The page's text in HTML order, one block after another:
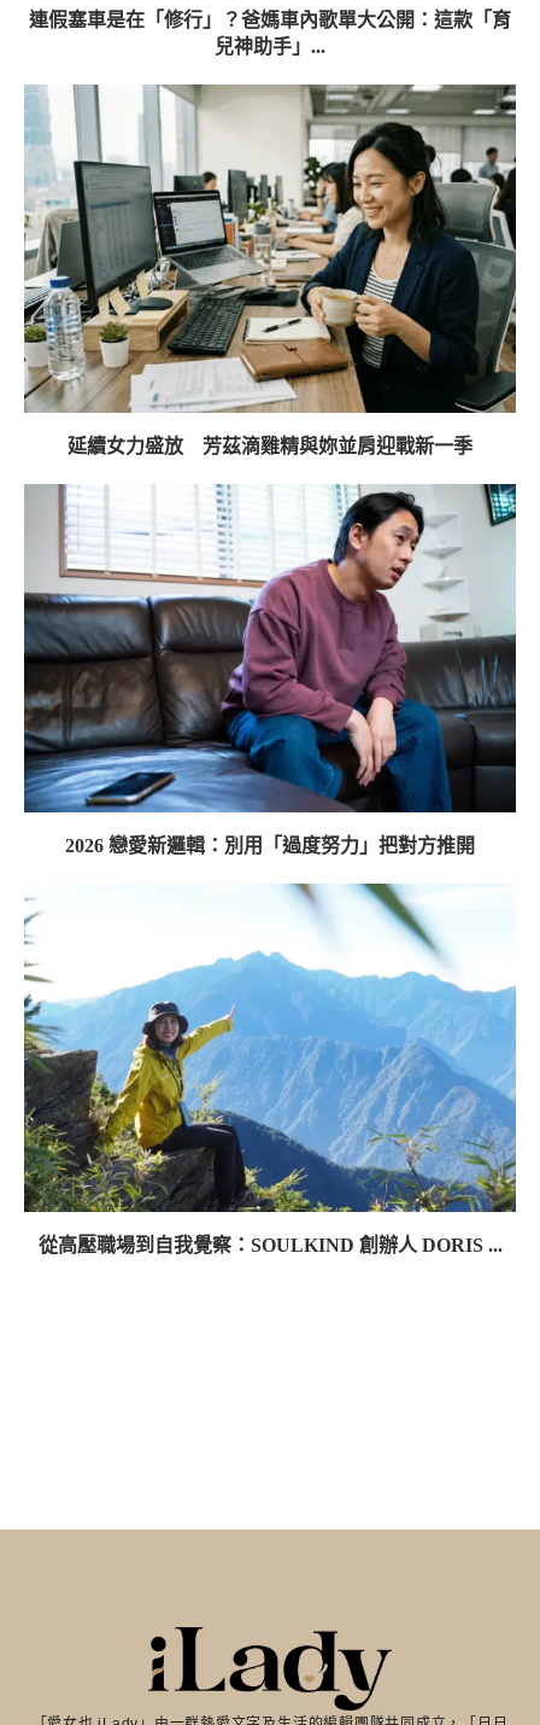
連假塞車是在「修行」？爸媽車內歌單大公開：這款「育
兒神助手」...
延續女力盛放 芳茲滴雞精與妳並肩迎戰新一季
2026 戀愛新邏輯：別用「過度努力」把對方推開
從高壓職場到自我覺察：SOULKIND 創辦人 DORIS ...